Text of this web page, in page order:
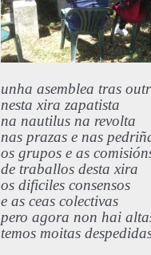
unha asemblea tras
nesta xira zapatista
na nautilus na revolta
nas prazas e nas
os grupos e as
de traballos desta xira
os dificiles consensos
e as ceas colectivas
pero agora non hai
temos moitas